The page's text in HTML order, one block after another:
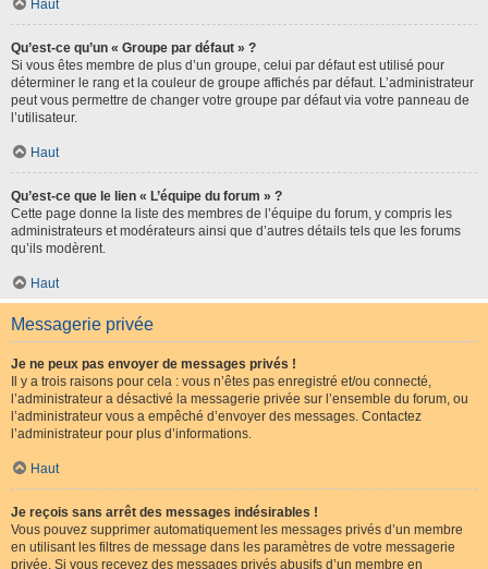
Haut
Qu’est-ce qu’un « Groupe par défaut » ?
Si vous êtes membre de plus d’un groupe, celui par défaut est utilisé pour
déterminer le rang et la couleur de groupe affichés par défaut. L’administrateur
peut vous permettre de changer votre groupe par défaut via votre panneau de
l’utilisateur.
Haut
Qu’est-ce que le lien « L’équipe du forum » ?
Cette page donne la liste des membres de l’équipe du forum, y compris les
administrateurs et modérateurs ainsi que d’autres détails tels que les forums
qu’ils modèrent.
Haut
Messagerie privée
Je ne peux pas envoyer de messages privés !
Il y a trois raisons pour cela : vous n’êtes pas enregistré et/ou connecté,
l’administrateur a désactivé la messagerie privée sur l’ensemble du forum, ou
l’administrateur vous a empêché d’envoyer des messages. Contactez
l’administrateur pour plus d’informations.
Haut
Je reçois sans arrêt des messages indésirables !
Vous pouvez supprimer automatiquement les messages privés d’un membre
en utilisant les filtres de message dans les paramètres de votre messagerie
privée. Si vous recevez des messages privés abusifs d’un membre en